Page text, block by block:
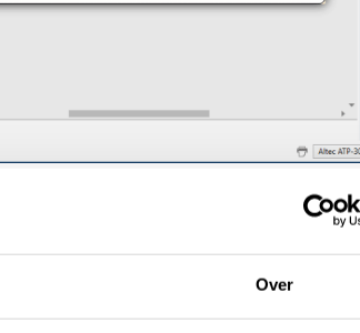
Over
(of wordt afgesloten) met bepaalde